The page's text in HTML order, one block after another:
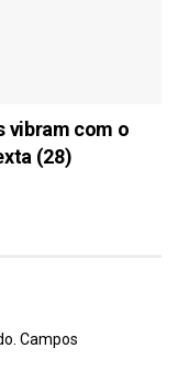
vibram com o
(28)
Campos